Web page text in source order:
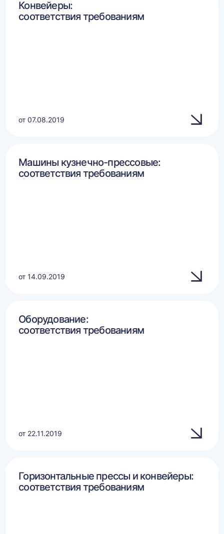
Конвейеры:
соответствия требованиям
от 07.08.2019
Машины кузнечно-прессовые:
соответствия требованиям
от 14.09.2019
Оборудование:
соответствия требованиям
от 22.11.2019
Горизонтальные прессы и конвейеры:
соответствия требованиям